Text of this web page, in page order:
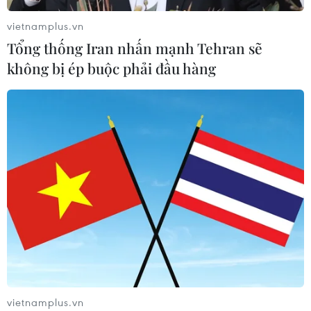
Vì sao Google khiến Mỹ và
EU đối đầu về chủ quyền số?
Máy bay chở khách nội địa đầu tiên
của Nga hoàn tất chuyến bay thử
nghiệm
04/08/2026 01:25
Xem thêm
vietnamplus.vn
Tổng thống Iran nhấn mạnh Tehran sẽ
không bị ép buộc phải đầu hàng
vietnamplus.vn